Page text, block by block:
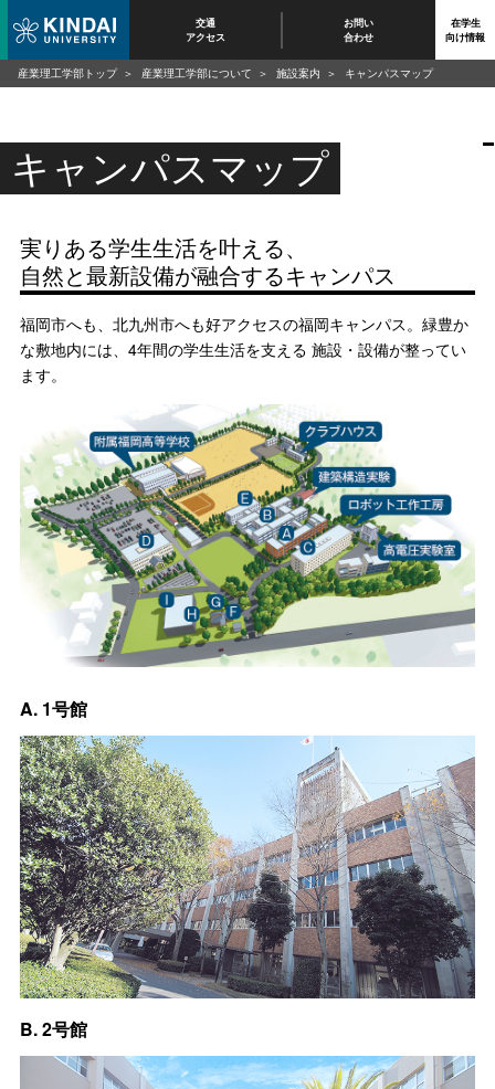
交通
アクセス
お問い
合わせ
在学生
向け情報
キャンパスマップ
実りある学生生活を叶える、
自然と最新設備が融合するキャンパス
福岡市へも、北九州市へも好アクセスの福岡キャンパス。緑豊か
な敷地内には、4年間の学生生活を支える 施設・設備が整ってい
ます。
A. 1号館
B. 2号館
産業理工学部トップ 産業理工学部について 施設案内 キャンパスマップ